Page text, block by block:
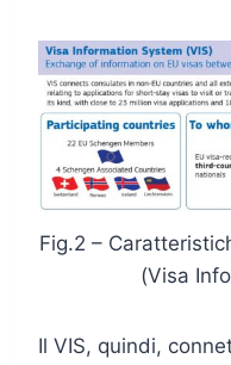
Fig.2 –
(Visa
Il VIS, quindi,